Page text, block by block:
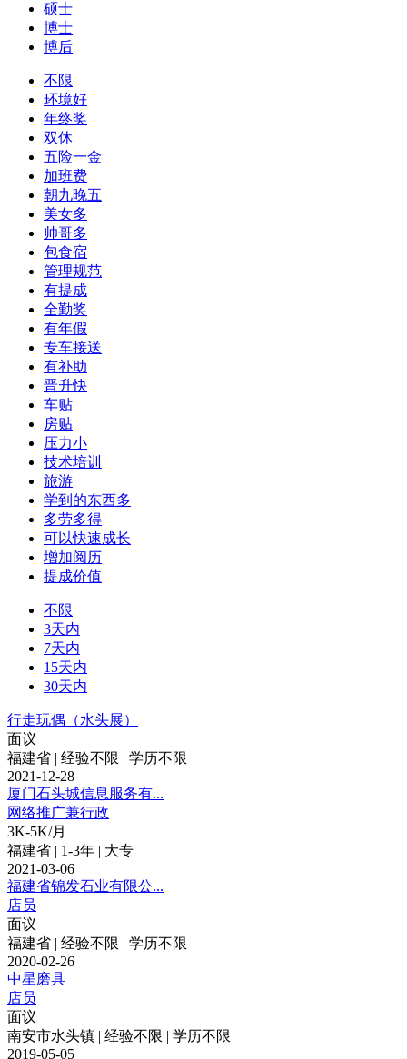
硕士
博士
博后
不限
环境好
年终奖
双休
五险一金
加班费
朝九晚五
美女多
帅哥多
包食宿
管理规范
有提成
全勤奖
有年假
专车接送
有补助
晋升快
车贴
房贴
压力小
技术培训
旅游
学到的东西多
多劳多得
可以快速成长
增加阅历
提成价值
不限
3天内
7天内
15天内
30天内
行走玩偶（水头展）
面议
福建省 | 经验不限 | 学历不限
2021-12-28
厦门石头城信息服务有...
网络推广兼行政
3K-5K/月
福建省 | 1-3年 | 大专
2021-03-06
福建省锦发石业有限公...
店员
面议
福建省 | 经验不限 | 学历不限
2020-02-26
中星磨具
店员
面议
南安市水头镇 | 经验不限 | 学历不限
2019-05-05